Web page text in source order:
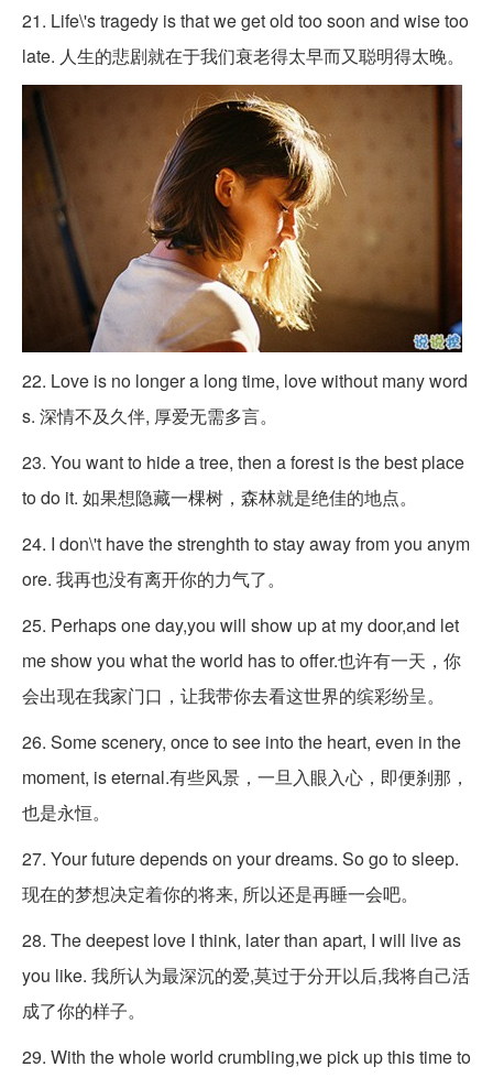
21. Life\'s tragedy is that we get old too soon and wise too
late. 人生的悲剧就在于我们衰老得太早而又聪明得太晚。
22. Love is no longer a long time, love without many word
s. 深情不及久伴, 厚爱无需多言。
23. You want to hide a tree, then a forest is the best place
to do it. 如果想隐藏一棵树，森林就是绝佳的地点。
24. I don\'t have the strenghth to stay away from you anym
ore. 我再也没有离开你的力气了。
25. Perhaps one day,you will show up at my door,and let
me show you what the world has to offer.也许有一天，你
会出现在我家门口，让我带你去看这世界的缤彩纷呈。
26. Some scenery, once to see into the heart, even in the
moment, is eternal.有些风景，一旦入眼入心，即便刹那，
也是永恒。
27. Your future depends on your dreams. So go to sleep.
现在的梦想决定着你的将来, 所以还是再睡一会吧。
28. The deepest love I think, later than apart, I will live as
you like. 我所认为最深沉的爱,莫过于分开以后,我将自己活
成了你的样子。
29. With the whole world crumbling,we pick up this time to